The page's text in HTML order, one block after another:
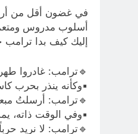
في غضون أقل من
أسلوب مدروس
إليك كيف بدا
🔹ترامب: غادروا
▪وكأنه ينذر بحرب
🔹ترامب: أرسلتُ
▪وفي الوقت ذاته،
🔹ترامب: لا نريد حرباً